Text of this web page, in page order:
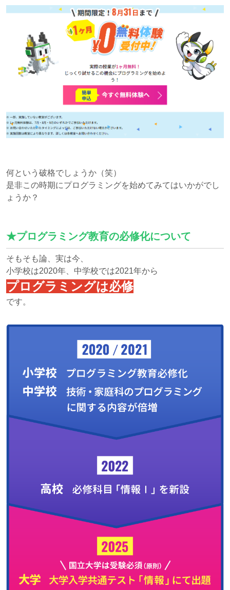
何という破格でしょうか（笑）
是非この時期にプログラミングを始めてみてはいかがでし
ょうか？
★プログラミング教育の必修化について
そもそも論、実は今、
小学校は2020年、中学校では2021年から
プログラミングは必修
です。